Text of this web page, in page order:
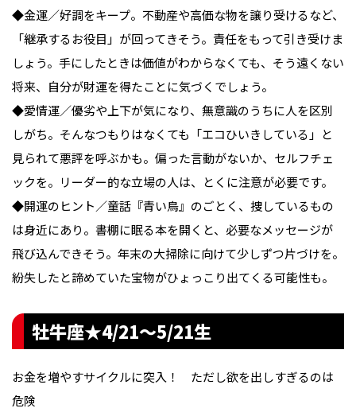
◆金運／好調をキープ。不動産や高価な物を譲り受けるなど、
「継承するお役目」が回ってきそう。責任をもって引き受けま
しょう。手にしたときは価値がわからなくても、そう遠くない
将来、自分が財運を得たことに気づくでしょう。
◆愛情運／優劣や上下が気になり、無意識のうちに人を区別
しがち。そんなつもりはなくても「エコひいきしている」と
見られて悪評を呼ぶかも。偏った言動がないか、セルフチェ
ックを。リーダー的な立場の人は、とくに注意が必要です。
◆開運のヒント／童話『青い鳥』のごとく、捜しているもの
は身近にあり。書棚に眠る本を開くと、必要なメッセージが
飛び込んできそう。年末の大掃除に向けて少しずつ片づけを。
紛失したと諦めていた宝物がひょっこり出てくる可能性も。
牡牛座★4/21〜5/21生
お金を増やすサイクルに突入！ ただし欲を出しすぎるのは
危険